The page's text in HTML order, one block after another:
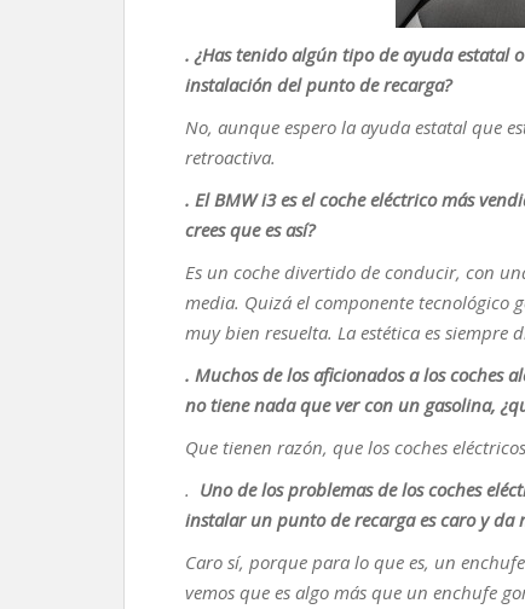
. ¿Has tenido algún tipo de ayuda
instalación del punto de recarga?
No, aunque espero la ayuda estatal que
retroactiva.
. El BMW i3 es el coche eléctrico más
crees que es así?
Es un coche divertido de conducir, con
media. Quizá el componente tecnológico
muy bien resuelta. La estética es siempre
. Muchos de los aficionados a los coches
no tiene nada que ver con un gasolina,
Que tienen razón, que los coches
. Uno de los problemas de los coches
instalar un punto de recarga es caro y da
Caro sí, porque para lo que es, un
vemos que es algo más que un enchufe